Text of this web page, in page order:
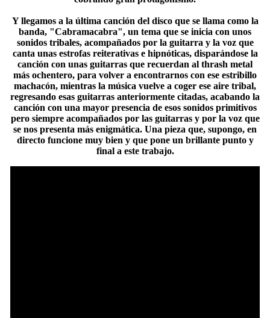
Y llegamos a la última canción del disco que se llama como la
banda, "Cabramacabra", un tema que se inicia con unos
sonidos tribales, acompañados por la guitarra y la voz que
canta unas estrofas reiterativas e hipnóticas, disparándose la
canción con unas guitarras que recuerdan al thrash metal
más ochentero, para volver a encontrarnos con ese estribillo
machacón, mientras la música vuelve a coger ese aire tribal,
regresando esas guitarras anteriormente citadas, acabando la
canción con una mayor presencia de esos sonidos primitivos
pero siempre acompañados por las guitarras y por la voz que
se nos presenta más enigmática. Una pieza que, supongo, en
directo funcione muy bien y que pone un brillante punto y
final a este trabajo.